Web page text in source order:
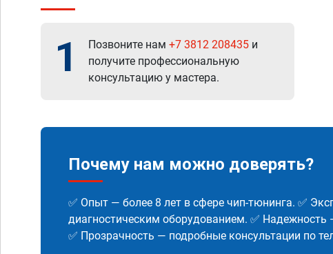
1 Позвоните нам +7 3812 208435 и
получите профессиональную
консультацию у мастера.
Почему нам можно доверять?
✅ Опыт — более 8 лет в сфере чип-тюнинга. ✅
диагностическим оборудованием. ✅ Надежность
✅ Прозрачность — подробные консультации по